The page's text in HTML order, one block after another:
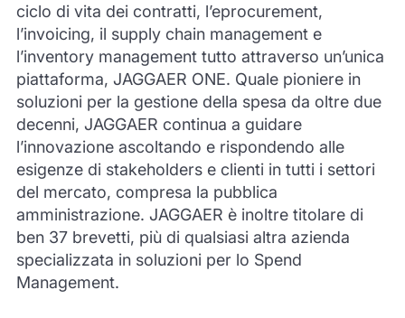
ciclo di vita dei contratti, l’eprocurement,
l’invoicing, il supply chain management e
l’inventory management tutto attraverso un’unica
piattaforma, JAGGAER ONE. Quale pioniere in
soluzioni per la gestione della spesa da oltre due
decenni, JAGGAER continua a guidare
l’innovazione ascoltando e rispondendo alle
esigenze di stakeholders e clienti in tutti i settori
del mercato, compresa la pubblica
amministrazione. JAGGAER è inoltre titolare di
ben 37 brevetti, più di qualsiasi altra azienda
specializzata in soluzioni per lo Spend
Management.